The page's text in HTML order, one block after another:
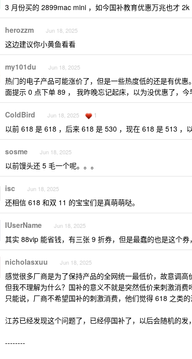
3 月份买的 2899mac mini ，如今国补教育优惠万兆也才 2k
herozzm Jun 18, 2025
这边建议你小黄鱼看看
my101du Jun 18, 2025
热门的电子产品可能涨价了，但是一些热度低的还是有优
面提示 0 点下单 89 ， 我昨晚忘记起床，以为没优惠了，
ColdBird Jun 18, 2025 1
以前 618 是 618 ，后来 618 是 530 ，现在 618 是 513 ，
sosme Jun 18, 2025
以前馒头还 5 毛一个呢。。。
isc Jun 18, 2025
还相信 618 和双 11 的宝宝们是真萌萌哒。
IUserName Jun 18, 2025
其实 88vip 能省钱，有三张 9 折券，但是最蠢的也是这个
nicholasxuu Jun 18, 2025
感觉很多厂商是为了保持产品的全网统一最低价，故意调高
但我不理解为什么？国补的意义不就是突然低价来刺激消费
只能说，厂商不希望国补的刺激消费，他们觉得 618 之类的
江苏已经发现这个问题了，已经停国补了，以后会随机的发
--------